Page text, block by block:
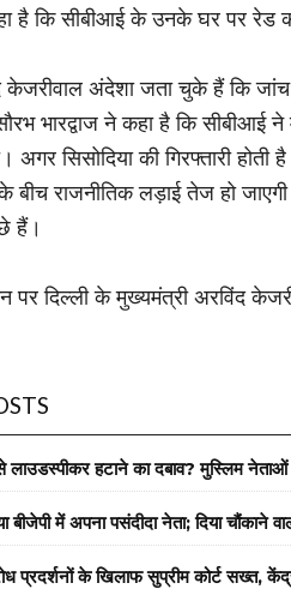
है कि सीबीआई के उनके घर पर रेड
केजरीवाल अंदेशा जता चुके हैं कि जांच
भारद्वाज ने कहा है कि सीबीआई ने
अगर सिसोदिया की गिरफ्तारी
के बीच राजनीतिक लड़ाई तेज हो
हैं।
पर दिल्ली के मुख्यमंत्री अरविंद
लाउडस्पीकर हटाने का दबाव? मुस्लिम नेताओं
बीजेपी में अपना पसंदीदा नेता; दिया चौंकाने
प्रदर्शनों के खिलाफ सुप्रीम कोर्ट सख्त,